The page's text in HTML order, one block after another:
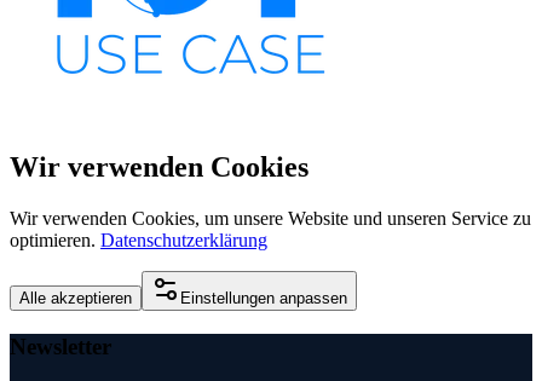
Wir verwenden Cookies
Wir verwenden Cookies, um unsere Website und unseren Service zu
optimieren. Datenschutzerklärung
Alle akzeptieren Einstellungen anpassen
Newsletter